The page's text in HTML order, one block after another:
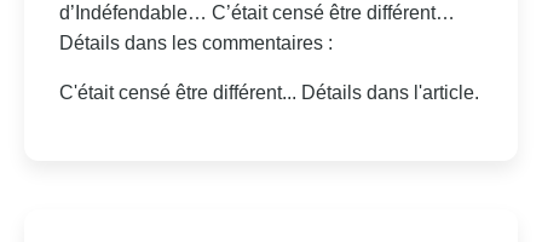
d’Indéfendable… C’était censé être différent…
Détails dans les commentaires :
C'était censé être différent... Détails dans l'article.